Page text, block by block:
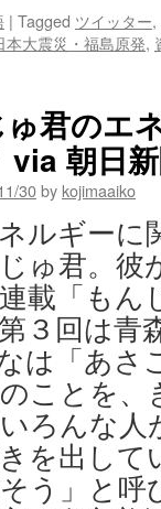
| Tagged ツイッター,
本大震災・福島原発,
ゅ君のエ
via 朝日
30by kojimaaiko
ルギーに
ゅ君。彼
載「もん
３回は青
は「あさ
ことを、
ろんな
を出して
う」と呼